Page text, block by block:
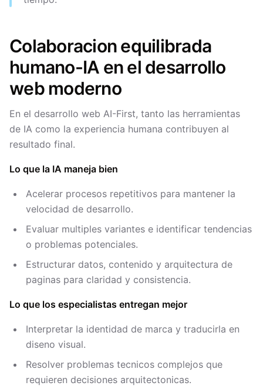
Colaboracion equilibrada
humano-IA en el desarrollo
web moderno
En el desarrollo web AI-First, tanto las herramientas
de IA como la experiencia humana contribuyen al
resultado final.
Lo que la IA maneja bien
Acelerar procesos repetitivos para mantener la
velocidad de desarrollo.
Evaluar multiples variantes e identificar tendencias
o problemas potenciales.
Estructurar datos, contenido y arquitectura de
paginas para claridad y consistencia.
Lo que los especialistas entregan mejor
Interpretar la identidad de marca y traducirla en
diseno visual.
Resolver problemas tecnicos complejos que
requieren decisiones arquitectonicas.